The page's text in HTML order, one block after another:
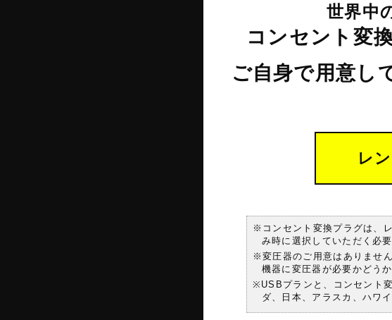
世界中
コンセント変
ご自身で用意し
レ
※コンセント変換プラグは、
み時に選択していただく必
※変圧器のご用意はありませ
機器に変圧器が必要かどう
※USBプランと、コンセント
ダ、日本、アラスカ、ハワ